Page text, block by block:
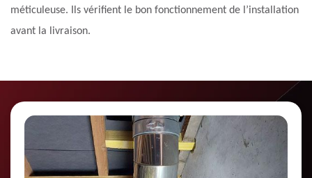
méticuleuse. Ils vérifient le bon fonctionnement de l’installation
avant la livraison.